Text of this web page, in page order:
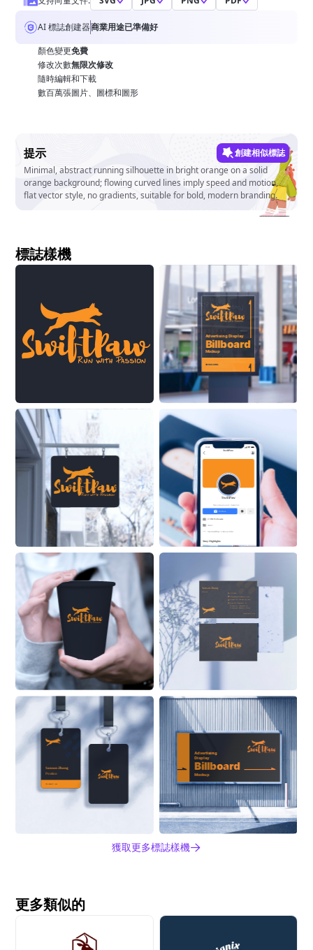
AI 標誌創建器商業用途已準備好
顏色變更免費
修改次數無限次修改
隨時編輯和下載
數百萬張圖片、圖標和圖形
提示
創建相似標誌
Minimal, abstract running silhouette in bright orange on a solid
orange background; flowing curved lines imply speed and motion,
flat vector style, no gradients, suitable for bold, modern branding.
標誌樣機
Advertising Display
Billboard
Mockup
ON BUILDING
Stroy Highlights
9:41
SwiftPaw
SwiftPaw
New playground. Same kid.
2.3M Followers
Actor
See SwiftPaw ’s About Info
Follow
Sansan Zhang
Position
555 6999
ZhangSan@Alaskanoil.com
Alaska Oil and Energy Corp.
Lane 88, Happiness &
Prosperity Community,
Prosperous Business Street
Alaskanoil.com
Alaskanoil.com
Sansan Zhang
Position
Advertising
Display
Billboard
Mockup
獲取更多標誌樣機
更多類似的